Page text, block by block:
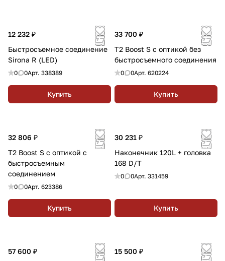
12 232 ₽
Быстросъемное соединение
Sirona R (LED)
0 0Арт. 338389
Купить
33 700 ₽
T2 Boost S с оптикой без
быстросъемного соединения
0 0Арт. 620224
Купить
32 806 ₽
T2 Boost S с оптикой с
быстросъемным
соединением
0 0Арт. 623386
Купить
30 231 ₽
Наконечник 120L + головка
168 D/T
0 0Арт. 331459
Купить
57 600 ₽
15 500 ₽